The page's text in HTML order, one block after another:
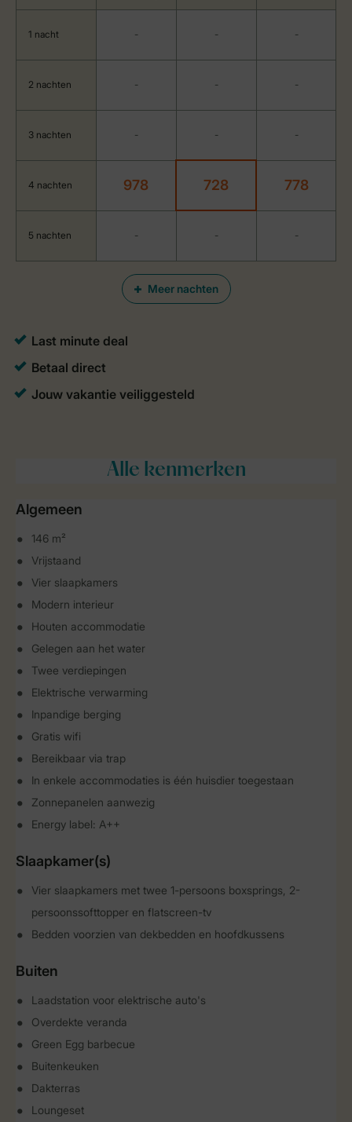
Meer nachten
1 nacht - - -
2 nachten - - -
3 nachten - - -
4 nachten 978 728 778
5 nachten - - -
Alle kenmerken
Algemeen
146 m²
Vrijstaand
Vier slaapkamers
Modern interieur
Houten accommodatie
Gelegen aan het water
Twee verdiepingen
Elektrische verwarming
Inpandige berging
Gratis wifi
Bereikbaar via trap
In enkele accommodaties is één huisdier toegestaan
Zonnepanelen aanwezig
Energy label: A++
Slaapkamer(s)
Vier slaapkamers met twee 1-persoons boxsprings, 2-
persoonssofttopper en flatscreen-tv
Bedden voorzien van dekbedden en hoofdkussens
Buiten
Laadstation voor elektrische auto's
Overdekte veranda
Green Egg barbecue
Buitenkeuken
Dakterras
Loungeset